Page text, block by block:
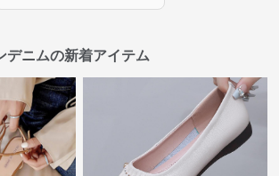
デニムの新着アイテム